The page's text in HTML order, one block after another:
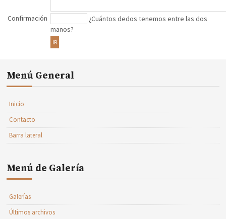
Confirmación
¿Cuántos dedos tenemos entre las dos
manos?
IR
Menú General
Inicio
Contacto
Barra lateral
Menú de Galería
Galerías
Últimos archivos